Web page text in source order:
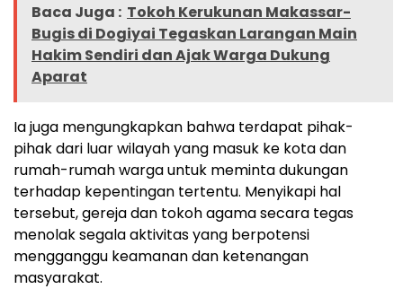
Baca Juga : Tokoh Kerukunan Makassar-
Bugis di Dogiyai Tegaskan Larangan Main
Hakim Sendiri dan Ajak Warga Dukung
Aparat
Ia juga mengungkapkan bahwa terdapat pihak-
pihak dari luar wilayah yang masuk ke kota dan
rumah-rumah warga untuk meminta dukungan
terhadap kepentingan tertentu. Menyikapi hal
tersebut, gereja dan tokoh agama secara tegas
menolak segala aktivitas yang berpotensi
mengganggu keamanan dan ketenangan
masyarakat.